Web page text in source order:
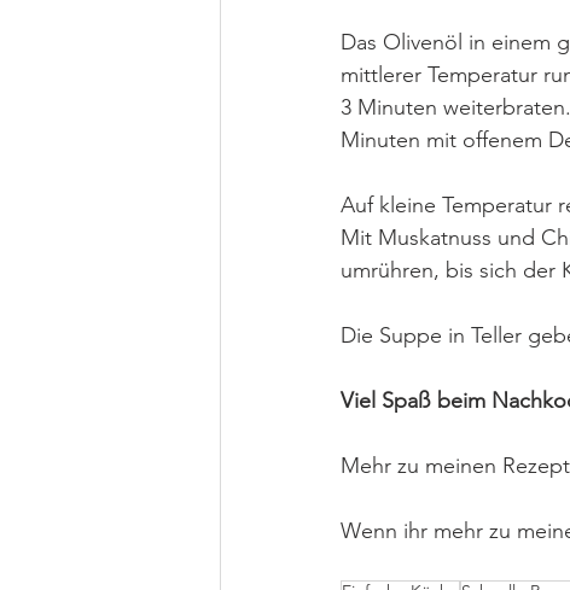
Das Olivenöl in einem
mittlerer Temperatur
3 Minuten
Minuten mit offenem
Auf kleine Temperatur
Mit Muskatnuss und
umrühren, bis sich der
Die Suppe in Teller
Viel Spaß beim
Mehr zu meinen
Wenn ihr mehr zu